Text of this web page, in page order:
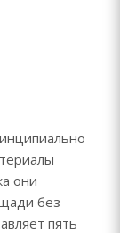
они
без
пять